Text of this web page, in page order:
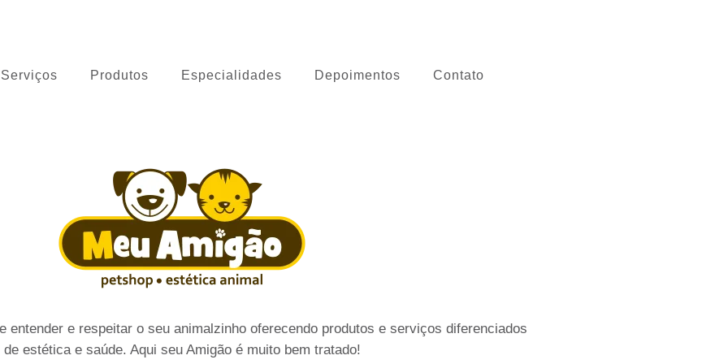
Serviços Produtos Especialidades Depoimentos Contato
entender e respeitar o seu animalzinho oferecendo produtos e serviços diferenciados
de estética e saúde. Aqui seu Amigão é muito bem tratado!